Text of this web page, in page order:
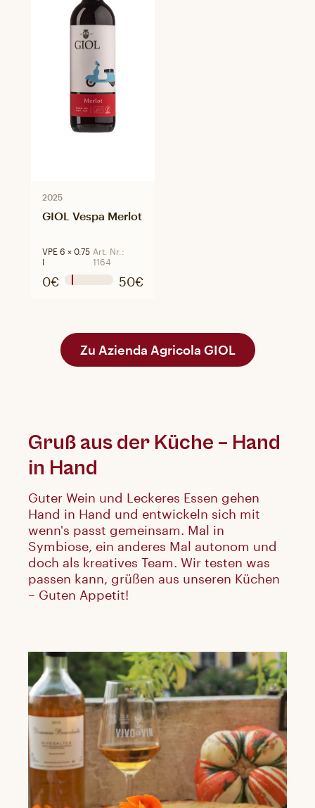
2025
GIOL Vespa Merlot
VPE 6 × 0.75
l
Art. Nr.:
1164
0€ 50€
Zu Azienda Agricola GIOL
Gruß aus der Küche – Hand
in Hand
Guter Wein und Leckeres Essen gehen
Hand in Hand und entwickeln sich mit
wenn's passt gemeinsam. Mal in
Symbiose, ein anderes Mal autonom und
doch als kreatives Team. Wir testen was
passen kann, grüßen aus unseren Küchen
– Guten Appetit!